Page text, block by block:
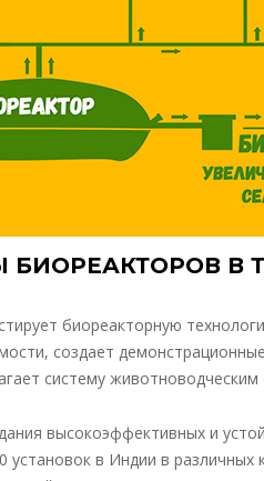
В
биореакторную
создает
систему
высокоэффективных и
в Индии в различных